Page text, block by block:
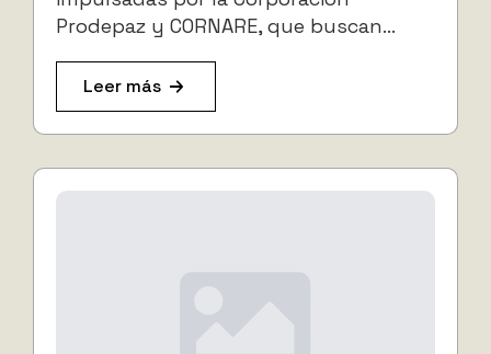
Prodepaz y CORNARE, que buscan…
Leer más